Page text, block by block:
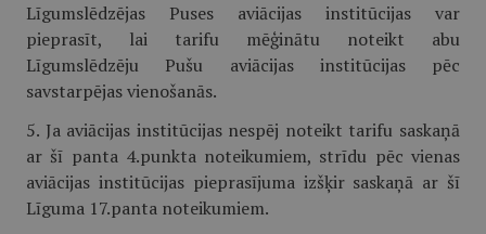
Līgumslēdzējas Puses aviācijas institūcijas var
pieprasīt, lai tarifu mēģinātu noteikt abu
Līgumslēdzēju Pušu aviācijas institūcijas pēc
savstarpējas vienošanās.
5. Ja aviācijas institūcijas nespēj noteikt tarifu saskaņā
ar šī panta 4.punkta noteikumiem, strīdu pēc vienas
aviācijas institūcijas pieprasījuma izšķir saskaņā ar šī
Līguma 17.panta noteikumiem.